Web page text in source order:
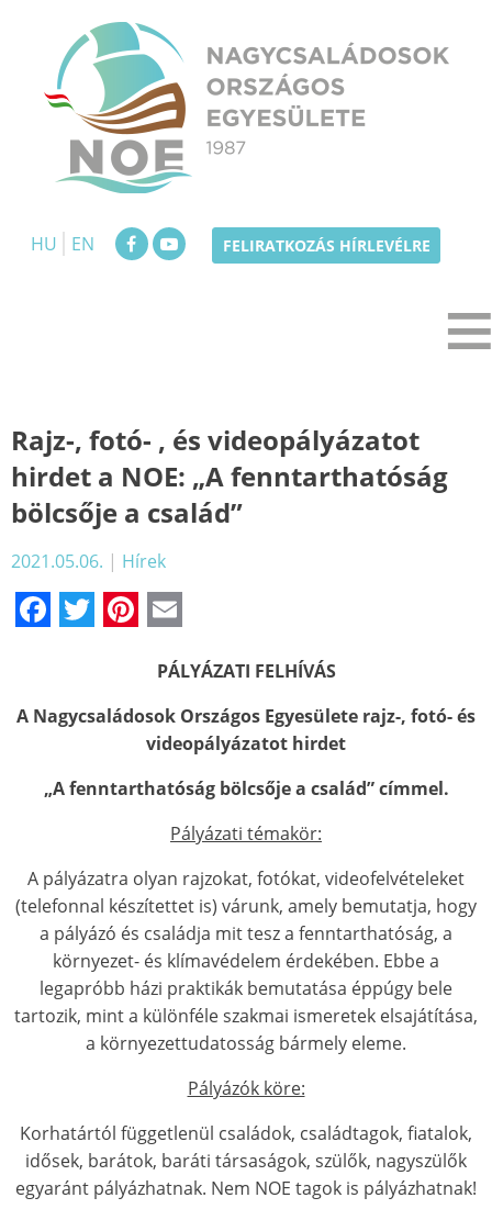
content
HU
EN FELIRATKOZÁS HÍRLEVÉLRE
Rajz-, fotó- , és videopályázatot
hirdet a NOE: „A fenntarthatóság
bölcsője a család”
2021.05.06. | Hírek
Facebook
TwitterPinterest
PÁLYÁZATI FELHÍVÁS
A Nagycsaládosok Országos Egyesülete rajz-, fotó- és
videopályázatot hirdet
„A fenntarthatóság bölcsője a család”címmel.
Pályázati témakör:
A pályázatra olyan rajzokat, fotókat, videofelvételeket
(telefonnal készítettet is) várunk, amely bemutatja, hogy
a pályázó és családja mit tesz a fenntarthatóság, a
környezet- és klímavédelem érdekében. Ebbe a
legapróbb házi praktikák bemutatása éppúgy bele
tartozik, mint a különféle szakmai ismeretek elsajátítása,
a környezettudatosság bármely eleme.
Pályázók köre:
Korhatártól függetlenül családok, családtagok, fiatalok,
idősek, barátok, baráti társaságok, szülők, nagyszülők
egyaránt pályázhatnak. Nem NOE tagok is pályázhatnak!